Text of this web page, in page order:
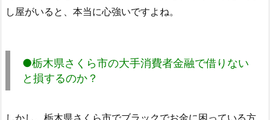
し屋がいると、本当に心強いですよね。
●栃木県さくら市の大手消費者金融で借りない
と損するのか？
しかし、栃木県さくら市でブラックでお金に困っている方